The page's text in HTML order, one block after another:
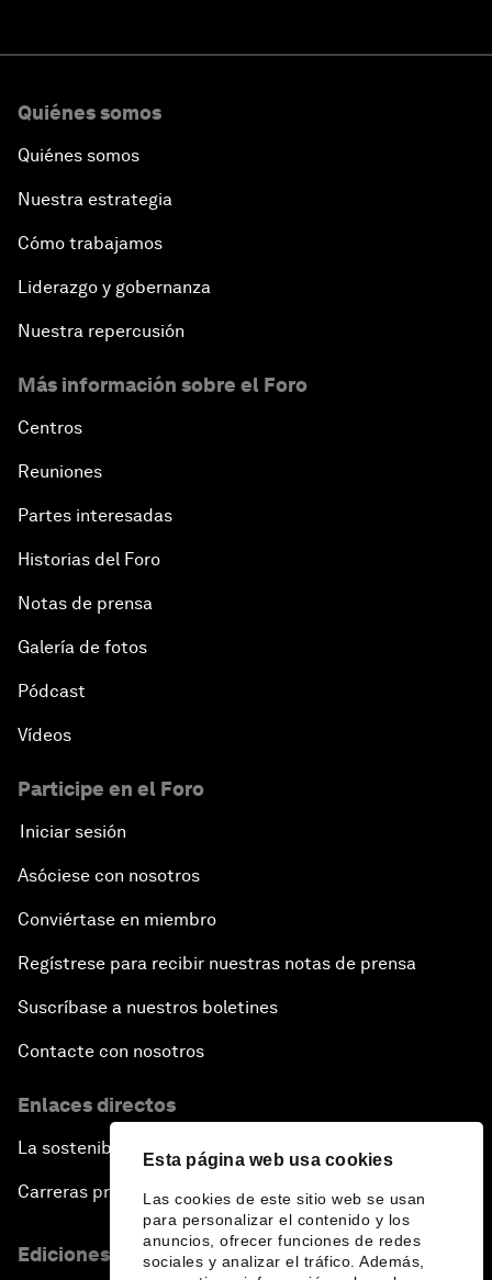
Esta página web usa cookies
Las cookies de este sitio web se usan
para personalizar el contenido y los
anuncios, ofrecer funciones de redes
sociales y analizar el tráfico. Además,
Quiénes somos
Quiénes somos
Nuestra estrategia
Cómo trabajamos
Liderazgo y gobernanza
Nuestra repercusión
Más información sobre el Foro
Centros
Reuniones
Partes interesadas
Historias del Foro
Notas de prensa
Galería de fotos
Pódcast
Vídeos
Participe en el Foro
Iniciar sesión
Asóciese con nosotros
Conviértase en miembro
Regístrese para recibir nuestras notas de prensa
Suscríbase a nuestros boletines
Contacte con nosotros
Enlaces directos
La sostenibilidad en el Foro
Carreras profesionales
Ediciones en otros idiomas